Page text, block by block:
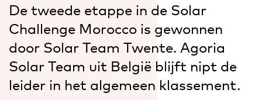
De tweede etappe in de Solar
Challenge Morocco is gewonnen
door Solar Team Twente. Agoria
Solar Team uit België blijft nipt de
leider in het algemeen klassement.